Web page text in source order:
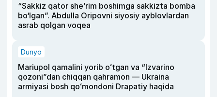
“Sakkiz qator she’rim boshimga sakkizta bomba
bo‘lgan”. Abdulla Oripovni siyosiy ayblovlardan
asrab qolgan voqea
Dunyo
Mariupol qamalini yorib oʻtgan va “Izvarino
qozoni”dan chiqqan qahramon — Ukraina
armiyasi bosh qoʻmondoni Drapatiy haqida